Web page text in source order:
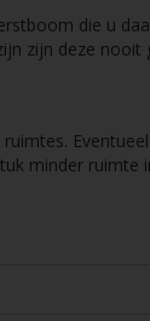
die u
zijn deze nooit
minder ruimte